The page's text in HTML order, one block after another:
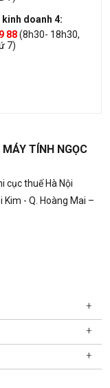
kinh doanh 4:
88(8h30- 18h30,
7)
TÍNH NGỌC
cục thuế Hà Nội
Kim - Q. Hoàng Mai –
+
+
+